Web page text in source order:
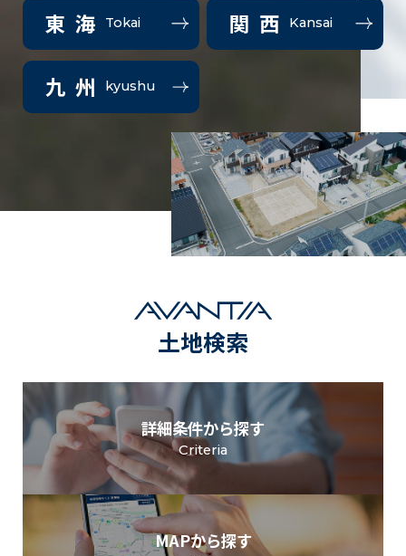
東海 Tokai 関西 Kansai
九州 kyushu
土地検索
詳細条件から探す
Criteria
MAPから探す